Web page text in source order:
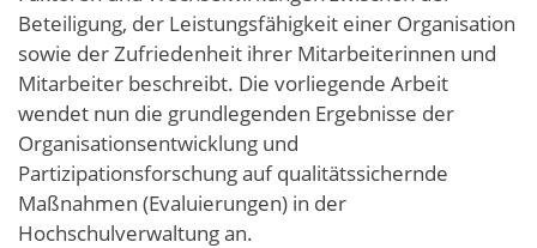
Beteiligung, der Leistungsfähigkeit einer Organisation
sowie der Zufriedenheit ihrer Mitarbeiterinnen und
Mitarbeiter beschreibt. Die vorliegende Arbeit
wendet nun die grundlegenden Ergebnisse der
Organisationsentwicklung und
Partizipationsforschung auf qualitätssichernde
Maßnahmen (Evaluierungen) in der
Hochschulverwaltung an.